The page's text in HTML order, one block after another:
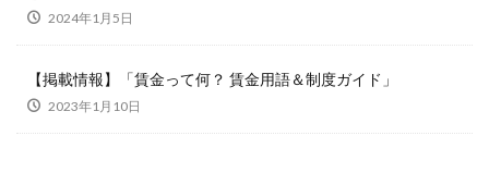
2024年1月5日
【掲載情報】「賃金って何？ 賃金用語＆制度ガイド」
2023年1月10日